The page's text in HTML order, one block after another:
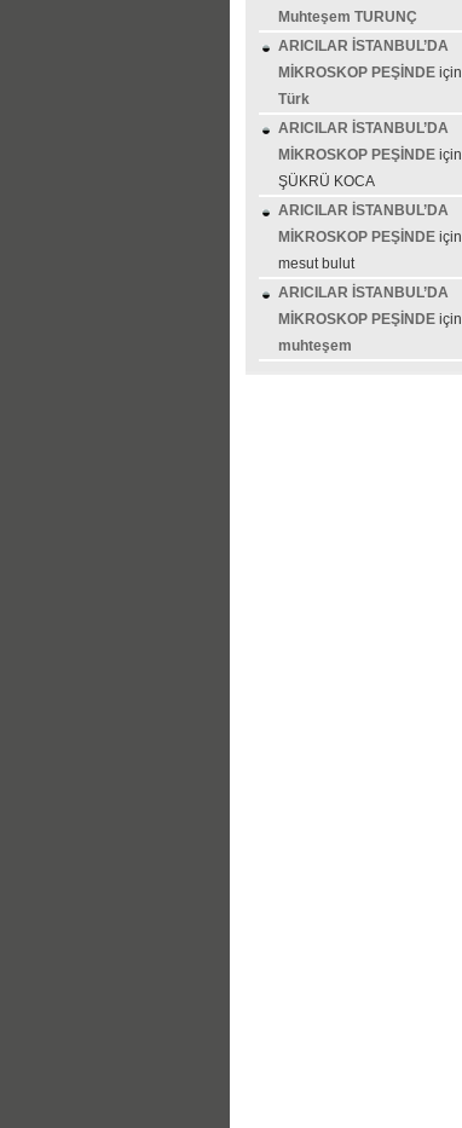
Muhteşem TURUNÇ
ARICILAR İSTANBUL’DA
MİKROSKOP PEŞİNDE için
Türk
ARICILAR İSTANBUL’DA
MİKROSKOP PEŞİNDE için
ŞÜKRÜ KOCA
ARICILAR İSTANBUL’DA
MİKROSKOP PEŞİNDE için
mesut bulut
ARICILAR İSTANBUL’DA
MİKROSKOP PEŞİNDE için
muhteşem